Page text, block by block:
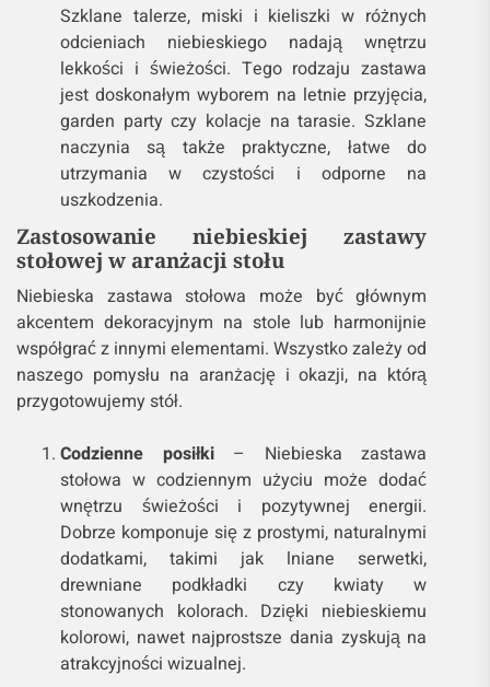
Szklane talerze, miski i kieliszki w różnych
odcieniach niebieskiego nadają wnętrzu
lekkości i świeżości. Tego rodzaju zastawa
jest doskonałym wyborem na letnie przyjęcia,
garden party czy kolacje na tarasie. Szklane
naczynia są także praktyczne, łatwe do
utrzymania w czystości i odporne na
uszkodzenia.
Zastosowanie niebieskiej zastawy
stołowej w aranżacji stołu
Niebieska zastawa stołowa może być głównym
akcentem dekoracyjnym na stole lub harmonijnie
współgrać z innymi elementami. Wszystko zależy od
naszego pomysłu na aranżację i okazji, na którą
przygotowujemy stół.
Codzienne posiłki– Niebieska zastawa
stołowa w codziennym użyciu może dodać
wnętrzu świeżości i pozytywnej energii.
Dobrze komponuje się z prostymi, naturalnymi
dodatkami, takimi jak lniane serwetki,
drewniane podkładki czy kwiaty w
stonowanych kolorach. Dzięki niebieskiemu
kolorowi, nawet najprostsze dania zyskują na
atrakcyjności wizualnej.